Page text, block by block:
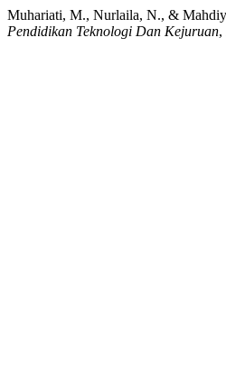
Muhariati, M., Nurlaila, N., &
Pendidikan Teknologi Dan Kejuruan,